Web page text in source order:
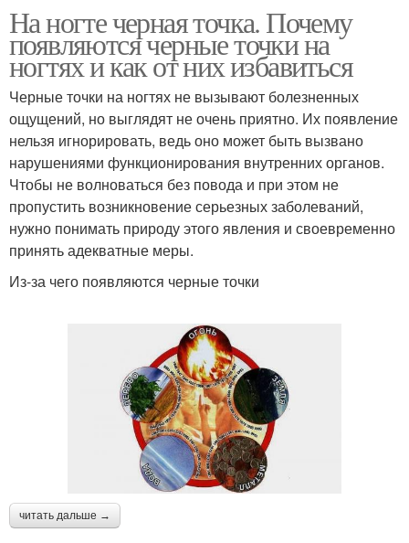
На ногте черная точка. Почему
появляются черные точки на
ногтях и как от них избавиться
Черные точки на ногтях не вызывают болезненных
ощущений, но выглядят не очень приятно. Их появление
нельзя игнорировать, ведь оно может быть вызвано
нарушениями функционирования внутренних органов.
Чтобы не волноваться без повода и при этом не
пропустить возникновение серьезных заболеваний,
нужно понимать природу этого явления и своевременно
принять адекватные меры.
Из-за чего появляются черные точки
читать дальше →